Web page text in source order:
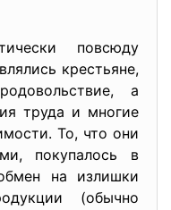
повсюду
крестьяне,
а
труда и многие
То, что они
покупалось в
на излишки
(обычно